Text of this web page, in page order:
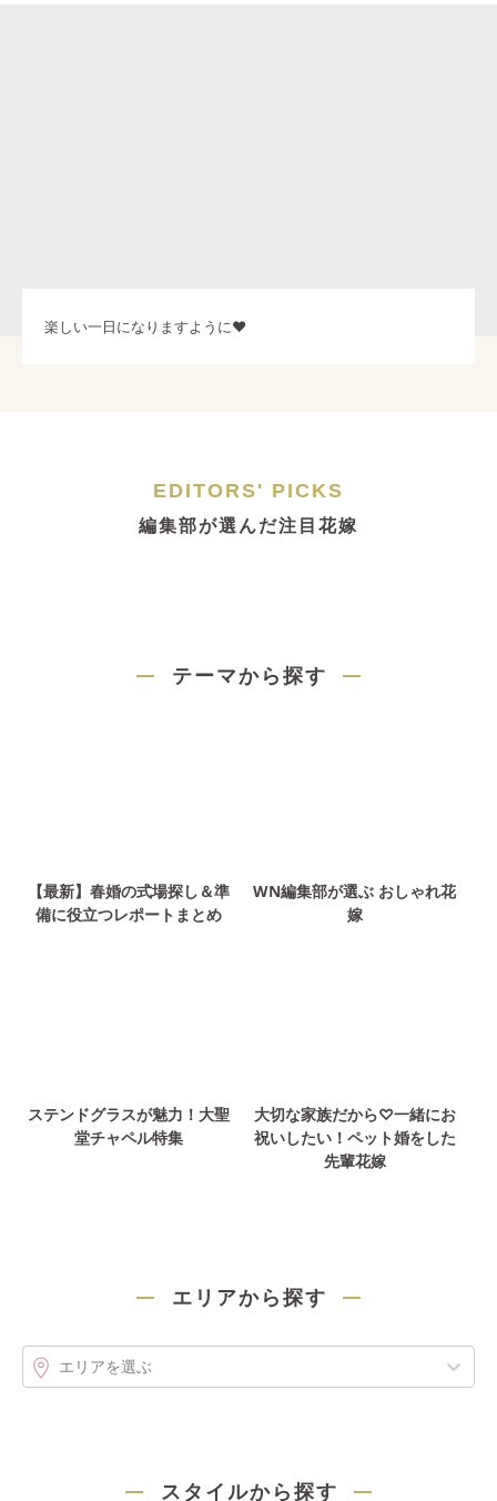
楽しい一日になりますように❤️
EDITORS' PICKS
編集部が選んだ注目花嫁
テーマから探す
【最新】春婚の式場探し＆準
備に役立つレポートまとめ
WN編集部が選ぶ おしゃれ花
嫁
ステンドグラスが魅力！大聖
堂チャペル特集
大切な家族だから♡一緒にお
祝いしたい！ペット婚をした
先輩花嫁
エリアから探す
エリアを選ぶ
スタイルから探す